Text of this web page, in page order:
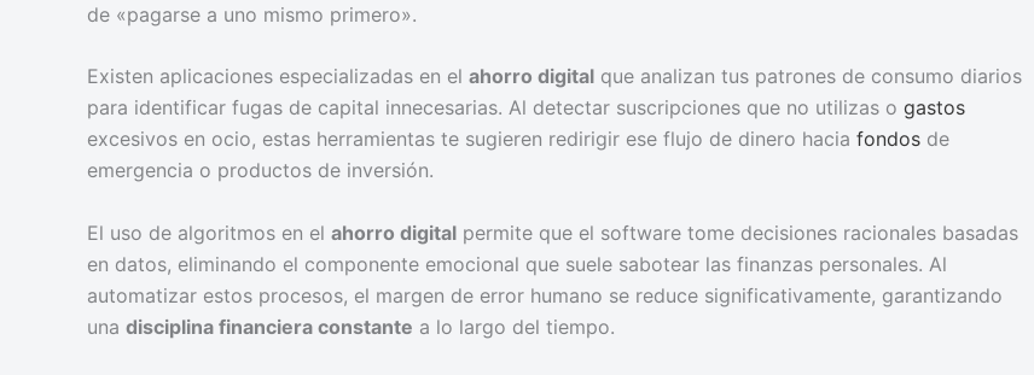
de «pagarse a uno mismo primero».
Existen aplicaciones especializadas en el ahorro digital que analizan tus patrones de consumo diarios
para identificar fugas de capital innecesarias. Al detectar suscripciones que no utilizas o gastos
excesivos en ocio, estas herramientas te sugieren redirigir ese flujo de dinero hacia fondos de
emergencia o productos de inversión.
El uso de algoritmos en el ahorro digital permite que el software tome decisiones racionales basadas
en datos, eliminando el componente emocional que suele sabotear las finanzas personales. Al
automatizar estos procesos, el margen de error humano se reduce significativamente, garantizando
una disciplina financiera constante a lo largo del tiempo.